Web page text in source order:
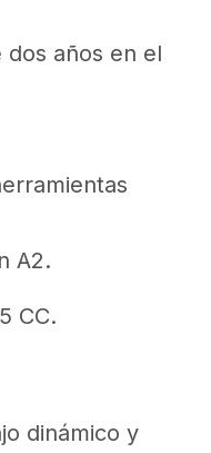
dos años en el
A2.
CC.
dinámico y